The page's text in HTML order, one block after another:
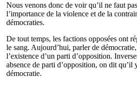
Nous venons donc de voir qu’il ne faut
l’importance de la violence et de la
démocraties.
De tout temps, les factions opposées ont
le sang. Aujourd’hui, parler de
l’existence d’un parti d’opposition.
absence de parti d’opposition, on dit qu’il
démocratie.